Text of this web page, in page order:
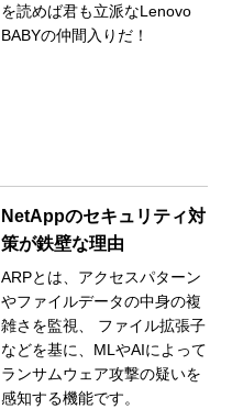
を読めば君も立派なLenovo
BABYの仲間入りだ！
NetAppのセキュリティ対
策が鉄壁な理由
ARPとは、アクセスパターン
やファイルデータの中身の複
雑さを監視、 ファイル拡張子
などを基に、MLやAIによって
ランサムウェア攻撃の疑いを
感知する機能です。